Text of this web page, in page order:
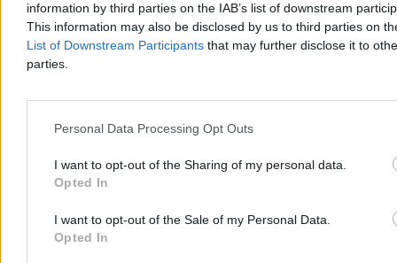
information by third parties on the IAB’s list of downstream
This information may also be disclosed by us to third parties on
List of Downstream Participants that may further disclose it to
parties.
Personal Data Processing Opt Outs
I want to opt-out of the Sharing of my personal data.
Opted In
I want to opt-out of the Sale of my Personal Data.
Opted In
Morawiecki na Jagodnie: Nadzieje z wyborów
zostały pogrzebane
Mateusz Morawiecki odwiedził wrocławskie osiedle Jagodno,
Plus” ocenił, że nadzieje mieszkańców zostały pogrzebane,
nowej partii do 15 października.
Tomasz Pałasz